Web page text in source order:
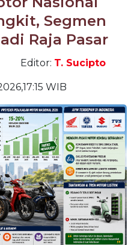
Segmen
Raja Pasar
Editor: T. Sucipto
WIB